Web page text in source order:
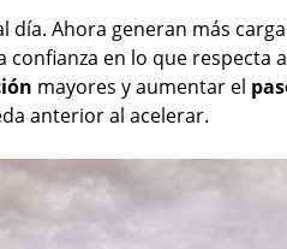
día. Ahora generan más
confianza en lo que
mayores y aumentar el
anterior al acelerar.